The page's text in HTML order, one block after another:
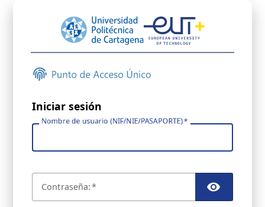
Iniciar sesión
Nombre de usuario (NIF/NIE/PASAPORTE)
Contraseña: